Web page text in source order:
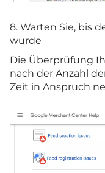
8. Warten Sie, bis
wurde
Die Überprüfung
nach der Anzahl
Zeit in Anspruch